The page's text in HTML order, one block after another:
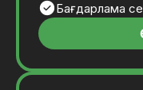
Бағдарлама